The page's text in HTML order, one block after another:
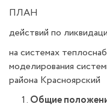
ПЛАН
действий по
на системах
моделирования
района Красноярский
Общие